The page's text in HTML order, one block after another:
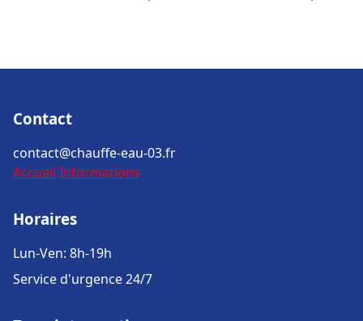
Contact
contact@chauffe-eau-03.fr
Accueil Informations
Horaires
Lun-Ven: 8h-19h
Service d'urgence 24/7